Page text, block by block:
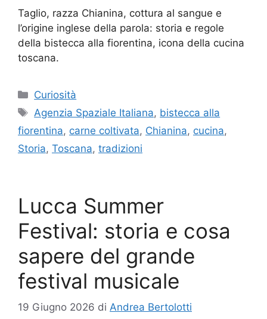
Taglio, razza Chianina, cottura al sangue e
l’origine inglese della parola: storia e regole
della bistecca alla fiorentina, icona della cucina
toscana.
Categorie
Curiosità
Tag
Agenzia Spaziale Italiana, bistecca alla
fiorentina, carne coltivata, Chianina, cucina,
Storia, Toscana, tradizioni
Lucca Summer
Festival: storia e cosa
sapere del grande
festival musicale
19 Giugno 2026 di Andrea Bertolotti